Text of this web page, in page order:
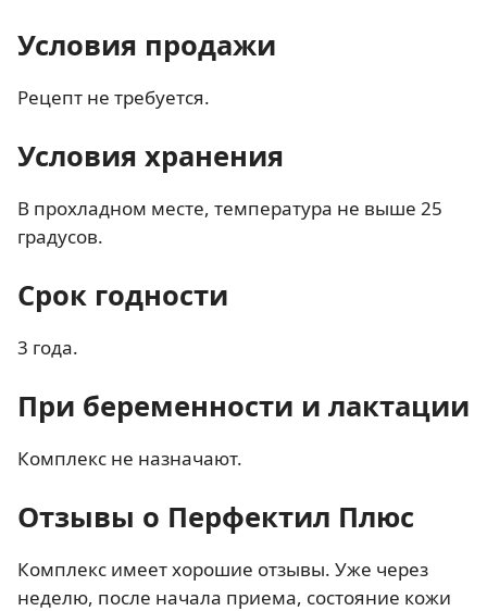
Условия продажи
Рецепт не требуется.
Условия хранения
В прохладном месте, температура не выше 25
градусов.
Срок годности
3 года.
При беременности и лактации
Комплекс не назначают.
Отзывы о Перфектил Плюс
Комплекс имеет хорошие отзывы. Уже через
неделю, после начала приема, состояние кожи